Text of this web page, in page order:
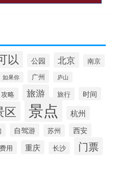
以 公园 北京
南京
如果你 广州 庐山
攻略 旅游 旅行 时间
区 景点 杭州
自驾游 苏州 西安
费用 重庆 长沙 门票